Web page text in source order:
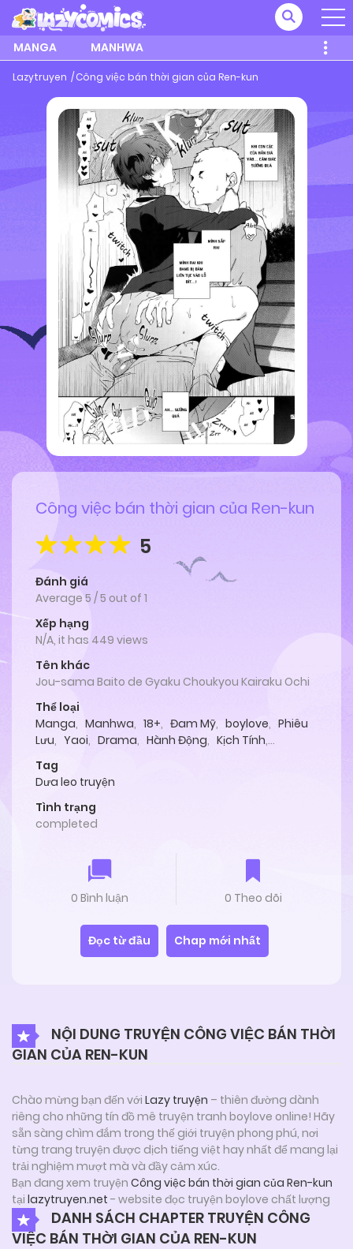
MANGA MANHWA
Lazytruyen Công việc bán thời gian của Ren-kun
Công việc bán thời gian của Ren-kun
5
Đánh giá
Average 5 /5 out of 1
Xếp hạng
N/A, it has 449 views
Tên khác
Jou-sama Baito de Gyaku Choukyou Kairaku Ochi
Thể loại
Manga, Manhwa, 18+, Đam Mỹ, boylove, Phiêu
Lưu, Yaoi, Drama, Hành Động, Kịch Tính,
Tag
Dưa leo truyện
Tình trạng
completed
0 Bình luận 0 Theo dõi
Đọc từ đầu Chap mới nhất
NỘI DUNG TRUYỆN CÔNG VIỆC BÁN THỜI
GIAN CỦA REN-KUN
Chào mừng bạn đến với Lazy truyện – thiên đường dành
riêng cho những tín đồ mê truyện tranh boylove online! Hãy
sẵn sàng chìm đắm trong thế giới truyện phong phú, nơi
từng trang truyện được dịch tiếng việt hay nhất để mang lại
trải nghiệm mượt mà và đầy cảm xúc.
Bạn đang xem truyện Công việc bán thời gian của Ren-kun
tại lazytruyen.net - website đọc truyện boylove chất lượng
DANH SÁCH CHAPTER TRUYỆN CÔNG
VIỆC BÁN THỜI GIAN CỦA REN-KUN